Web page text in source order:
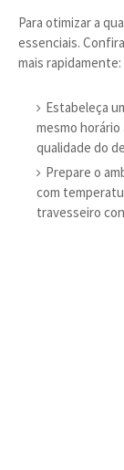
Para otimizar a
essenciais.
mais rapidamente:
Estabeleça
mesmo horário
qualidade do
Prepare o
com
travesseiro